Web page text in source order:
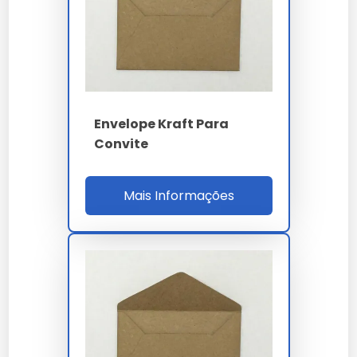
Sele o envelope com cola ou adesivo.
Personalize a parte externa com carimbos ou
Envie ou entregue aos destinatários.
Os envelopes kraft convite variam de R$1,50 a R$5,00
tamanho, gramatura do papel e personalizações
Onde Comprar
Disponível em lojas de papelaria especializadas e
Prembalagens
Manutenção e Cuidados
Envelope Kraft Para
Convite
Mais Informações